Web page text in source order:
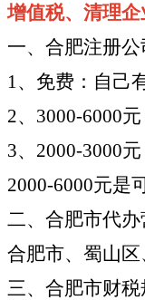
增值税、清理
一、合肥注册公
1、免费：自己
2、3000-6000
3、2000-3000
2000-6000元是
二、合肥市代
合肥市、蜀山
三、合肥市财税